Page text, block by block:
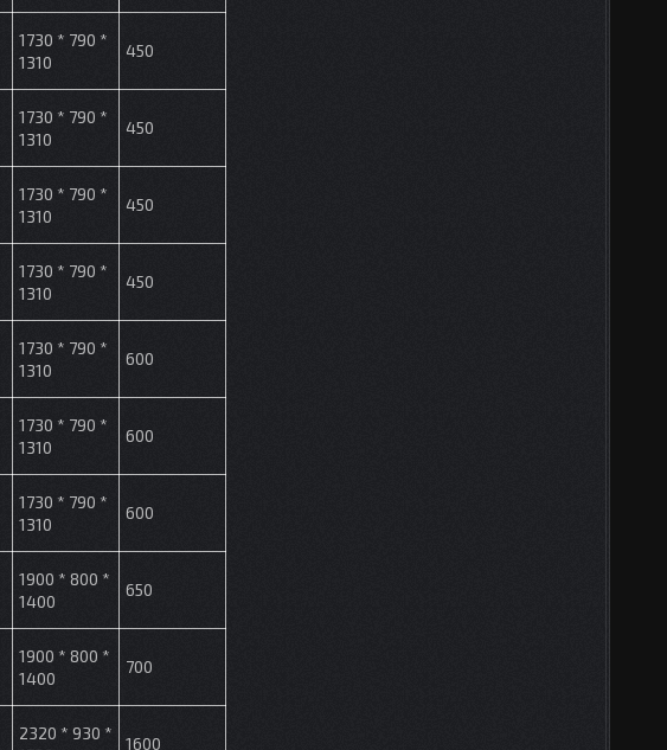
1730 * 790 *
1310
450
1730 * 790 *
1310
450
1730 * 790 *
1310
450
1730 * 790 *
1310
450
1730 * 790 *
1310
600
1730 * 790 *
1310
600
1730 * 790 *
1310
600
1900 * 800 *
1400
650
1900 * 800 *
1400
700
2320 * 930 *
1600